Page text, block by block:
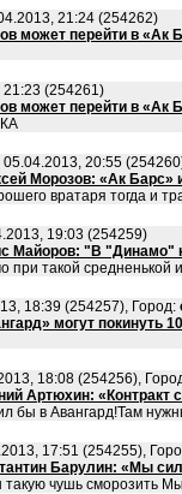
21:24 (254262)
может перейти в «Ак
(254261)
может перейти в «Ак
05.04.2013, 20:55
Морозов: «Ак Барс»
вратаря тогда и
19:03 (254259)
Майоров: "В "Динамо"
при такой
18:39 (254257), Город:
могут покинуть
18:08 (254256),
Артюхин: «Контракт
бы в Авангард!Там
17:51 (254255),
Барулин: «Мы
чушь сморозить